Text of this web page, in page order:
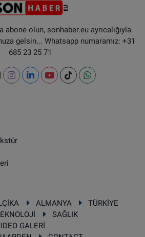
abone olun, sonhaber.eu ayrıcalığıyla
gelsin... Whatsapp numaramız: +31
685 23 25 71
ALMANYA
TÜRKİYE
SAĞLIK
GALERİ